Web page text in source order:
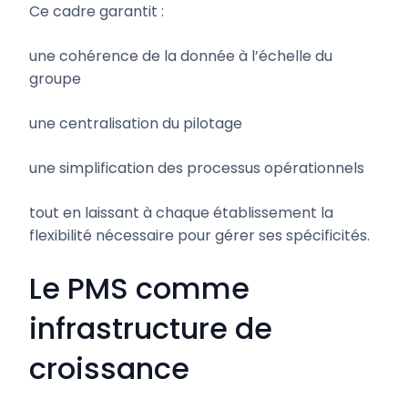
Ce cadre garantit :
une cohérence de la donnée à l’échelle du
groupe
une centralisation du pilotage
une simplification des processus opérationnels
tout en laissant à chaque établissement la
flexibilité nécessaire pour gérer ses spécificités.
Le PMS comme
infrastructure de
croissance